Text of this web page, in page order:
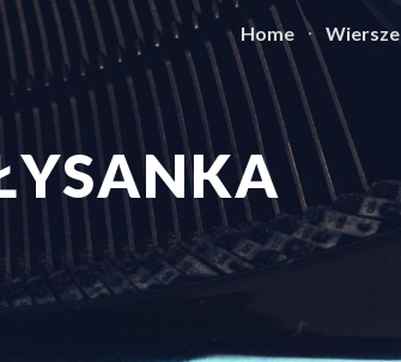
Skip to navigation Home Wiersze